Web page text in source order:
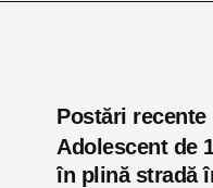
Postări recente
Adolescent de
în plină stradă